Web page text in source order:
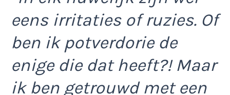
eens irritaties of ruzies. Of
ben ik potverdorie de
enige die dat heeft?! Maar
ik ben getrouwd met een